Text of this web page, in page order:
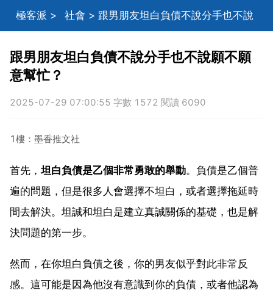
極客派 > 社會 > 跟男朋友坦白負債不說分手也不說
跟男朋友坦白負債不說分手也不說願不願
意幫忙？
2025-07-29 07:00:55 字數 1572 閱讀 6090
1樓：墨香推文社
首先，坦白負債是乙個非常勇敢的舉動。負債是乙個普
遍的問題，但是很多人會選擇不坦白，或者選擇拖延時
間去解決。坦誠和坦白是建立真誠關係的基礎，也是解
決問題的第一步。
然而，在你坦白負債之後，你的男友似乎對此非常反
感。這可能是因為他沒有意識到你的負債，或者他認為